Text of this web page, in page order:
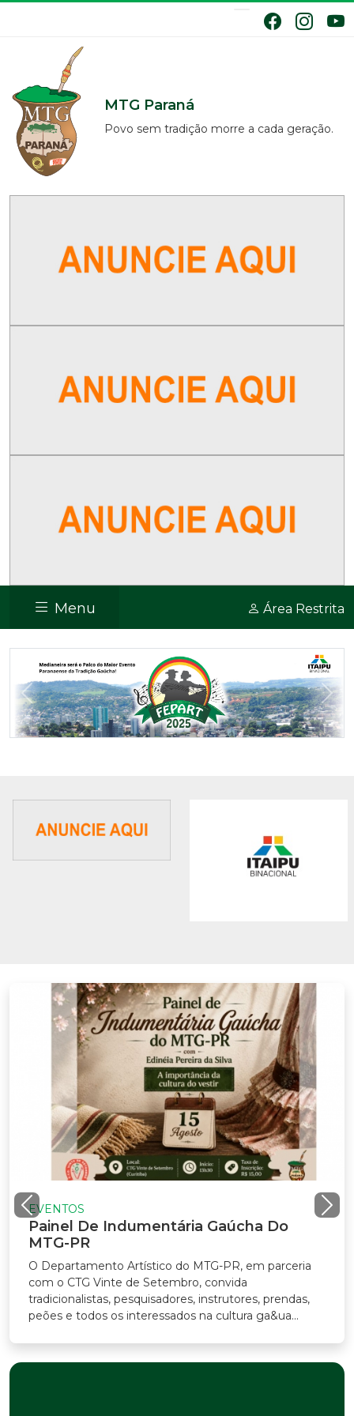
MTG Paraná
Povo sem tradição morre a cada geração.
Menu Área Restrita
Previous
EVENTOS
Painel De Indumentária Gaúcha Do
MTG-PR
O Departamento Artístico do MTG-PR, em parceria
com o CTG Vinte de Setembro, convida
tradicionalistas, pesquisadores, instrutores, prendas,
peões e todos os interessados na cultura ga&ua...